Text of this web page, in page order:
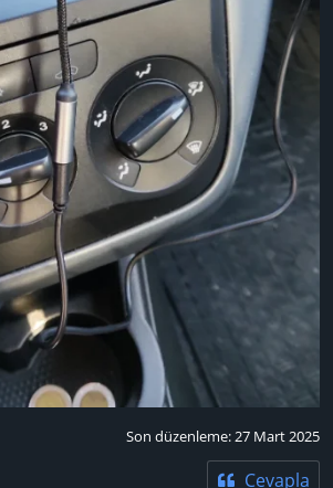
Son düzenleme: 27 Mart 2025
Cevapla